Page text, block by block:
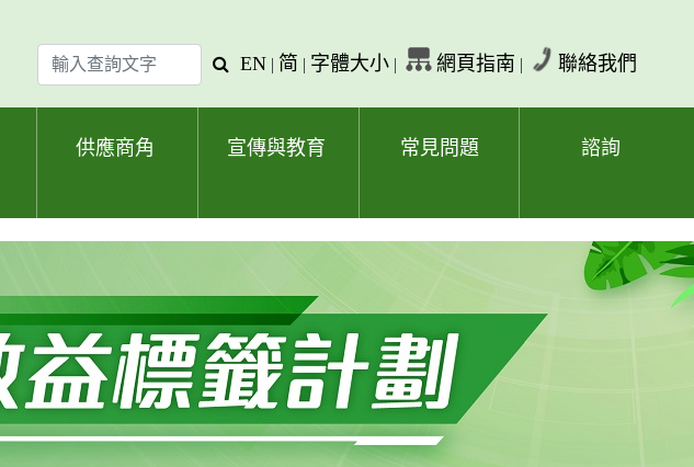
輸
入
查
查
字
EN | 简 | 字體大小 | 網頁指南 | 聯絡我們
供應商角 宣傳與教育 常見問題 諮詢